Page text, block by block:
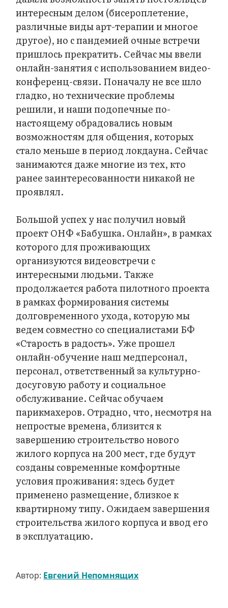
интересным делом (бисероплетение,
различные виды арт-терапии и многое
другое), но с пандемией очные встречи
пришлось прекратить. Сейчас мы ввели
онлайн-занятия с использованием видео-
конференц-связи. Поначалу не все шло
гладко, но технические проблемы
решили, и наши подопечные по-
настоящему обрадовались новым
возможностям для общения, которых
стало меньше в период локдауна. Сейчас
занимаются даже многие из тех, кто
ранее заинтересованности никакой не
проявлял.
Большой успех у нас получил новый
проект ОНФ «Бабушка. Онлайн», в рамках
которого для проживающих
организуются видеовстречи с
интересными людьми. Также
продолжается работа пилотного проекта
в рамках формирования системы
долговременного ухода, которую мы
ведем совместно со специалистами БФ
«Старость в радость». Уже прошел
онлайн-обучение наш медперсонал,
персонал, ответственный за культурно-
досуговую работу и социальное
обслуживание. Сейчас обучаем
парикмахеров. Отрадно, что, несмотря на
непростые времена, близится к
завершению строительство нового
жилого корпуса на 200 мест, где будут
созданы современные комфортные
условия проживания: здесь будет
применено размещение, близкое к
квартирному типу. Ожидаем завершения
строительства жилого корпуса и ввод его
в эксплуатацию.
Автор: Евгений Непомнящих